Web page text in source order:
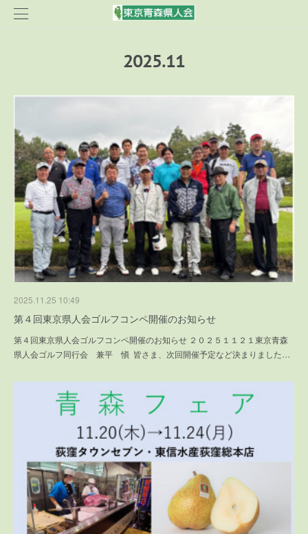
2025.11
2025.11.25 10:49
第４回東京県人会ゴルフコンペ開催のお知らせ
第４回東京県人会ゴルフコンペ開催のお知らせ ２０２５１１２１東京青森
県人会ゴルフ同行会 兼平 愼 皆さま、次回開催予定など決まりました…